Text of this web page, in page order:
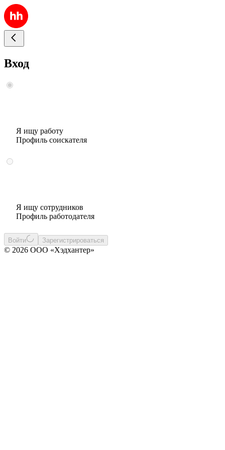
Вход
Я ищу работу
Профиль соискателя
Я ищу сотрудников
Профиль работодателя
Войти Зарегистрироваться
© 2026 ООО «Хэдхантер»